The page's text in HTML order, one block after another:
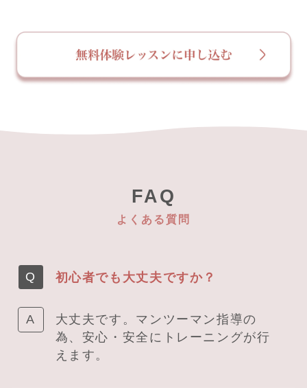
FAQ
よくある質問
初心者でも大丈夫ですか？
大丈夫です。マンツーマン指導の
為、安心・安全にトレーニングが行
えます。